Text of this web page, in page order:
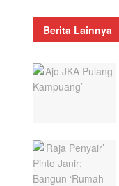
Berita Lainnya